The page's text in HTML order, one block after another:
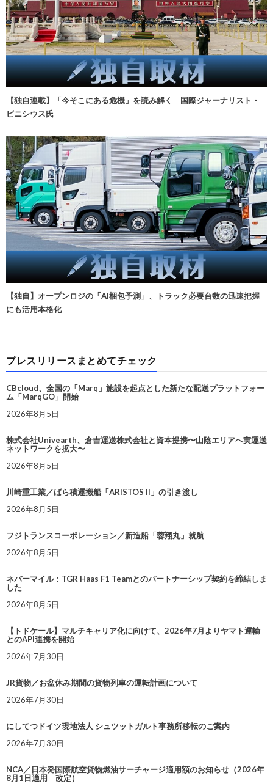
【独自連載】「今そこにある危機」を読み解く 国際ジャーナリスト・
ビニシウス氏
【独自】オープンロジの「AI梱包予測」、トラック必要台数の迅速把握
にも活用本格化
プレスリリースまとめてチェック
CBcloud、全国の「Marq」施設を起点とした新たな配送プラットフォー
ム「MarqGO」開始
2026年8月5日
株式会社Univearth、倉吉運送株式会社と資本提携〜山陰エリアへ実運送
ネットワークを拡大〜
2026年8月5日
川崎重工業／ばら積運搬船「ARISTOS II」の引き渡し
2026年8月5日
フジトランスコーポレーション／新造船「蓉翔丸」就航
2026年8月5日
ネバーマイル：TGR Haas F1 Teamとのパートナーシップ契約を締結しま
した
2026年8月5日
【トドケール】マルチキャリア化に向けて、2026年7月よりヤマト運輸
とのAPI連携を開始
2026年7月30日
JR貨物／お盆休み期間の貨物列車の運転計画について
2026年7月30日
にしてつドイツ現地法人 シュツットガルト事務所移転のご案内
2026年7月30日
NCA／日本発国際航空貨物燃油サーチャージ適用額のお知らせ（2026年
8月1日適用 改定）